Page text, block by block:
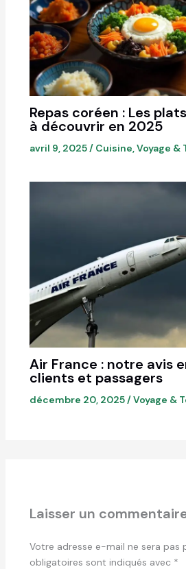
Repas coréen : Les
à découvrir en 2025
avril 9, 2025/ Cuisine,Voyage &
Air France : notre avis
clients et passagers
décembre 20, 2025 /Voyage &
Laisser un
Votre adresse e-mail ne sera pas
obligatoires sont indiqués avec *